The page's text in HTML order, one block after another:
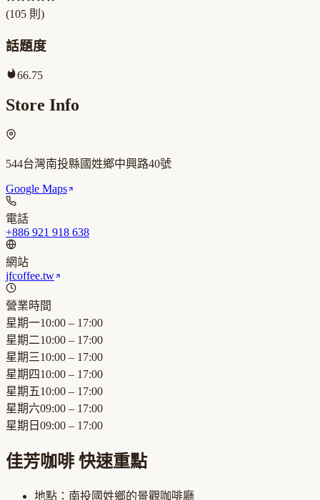
(105 則)
話題度
66.75
Store Info
544台灣南投縣國姓鄉中興路40號
Google Maps
電話
+886 921 918 638
網站
jfcoffee.tw
營業時間
星期一10:00 – 17:00
星期二10:00 – 17:00
星期三10:00 – 17:00
星期四10:00 – 17:00
星期五10:00 – 17:00
星期六09:00 – 17:00
星期日 09:00 – 17:00
佳芳咖啡快速重點
地點： 南投國姓鄉的景觀咖啡廳